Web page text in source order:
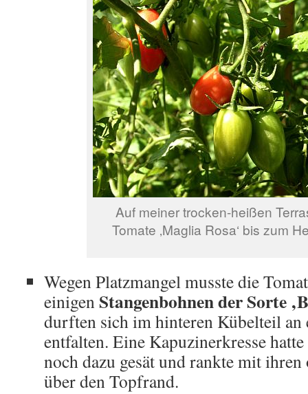
Auf meiner trocken-heißen
Tomate ‚Maglia Rosa‘ bis zum
Wegen Platzmangel musste die
einigen Stangenbohnender Sorte
durften sich im hinteren Kübelteil an
entfalten. Eine Kapuzinerkresse
noch dazu gesät und rankte mit
über den Topfrand.